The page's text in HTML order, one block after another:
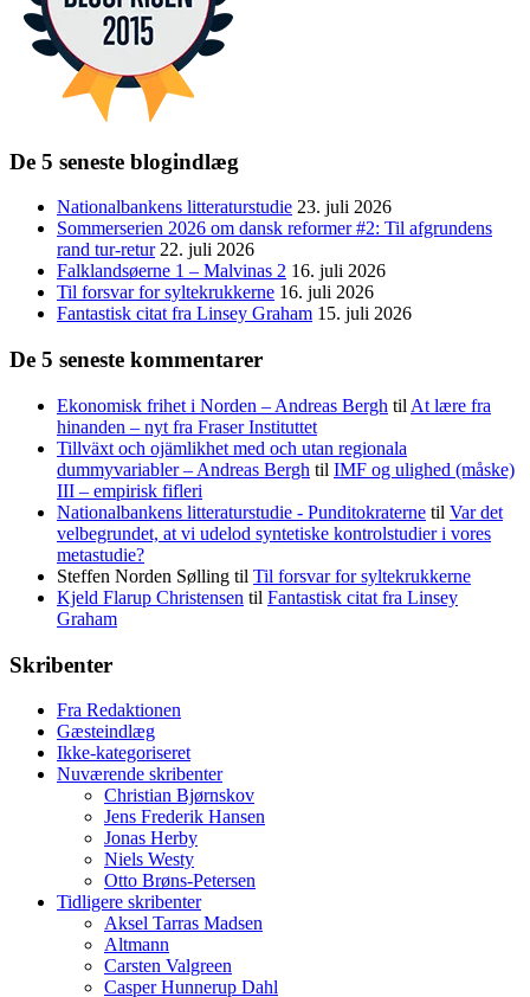
De 5 seneste blogindlæg
Nationalbankens litteraturstudie 23. juli 2026
Sommerserien 2026 om dansk reformer #2: Til afgrundens
rand tur-retur 22. juli 2026
Falklandsøerne 1 – Malvinas 2 16. juli 2026
Til forsvar for syltekrukkerne 16. juli 2026
Fantastisk citat fra Linsey Graham 15. juli 2026
De 5 seneste kommentarer
Ekonomisk frihet i Norden – Andreas Bergh til At lære fra
hinanden – nyt fra Fraser Instituttet
Tillväxt och ojämlikhet med och utan regionala
dummyvariabler – Andreas Bergh til IMF og ulighed (måske)
III – empirisk fifleri
Nationalbankens litteraturstudie - Punditokraterne til Var det
velbegrundet, at vi udelod syntetiske kontrolstudier i vores
metastudie?
Steffen Norden Sølling til Til forsvar for syltekrukkerne
Kjeld Flarup Christensen til Fantastisk citat fra Linsey
Graham
Skribenter
Fra Redaktionen
Gæsteindlæg
Ikke-kategoriseret
Nuværende skribenter
Christian Bjørnskov
Jens Frederik Hansen
Jonas Herby
Niels Westy
Otto Brøns-Petersen
Tidligere skribenter
Aksel Tarras Madsen
Altmann
Carsten Valgreen
Casper Hunnerup Dahl